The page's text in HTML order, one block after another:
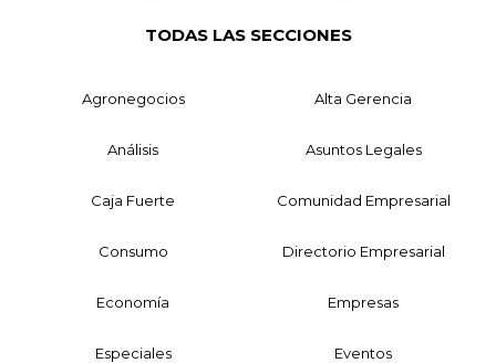
TODAS LAS SECCIONES
Agronegocios Alta Gerencia
Análisis Asuntos Legales
Caja Fuerte Comunidad Empresarial
Consumo Directorio Empresarial
Economía Empresas
Especiales Eventos